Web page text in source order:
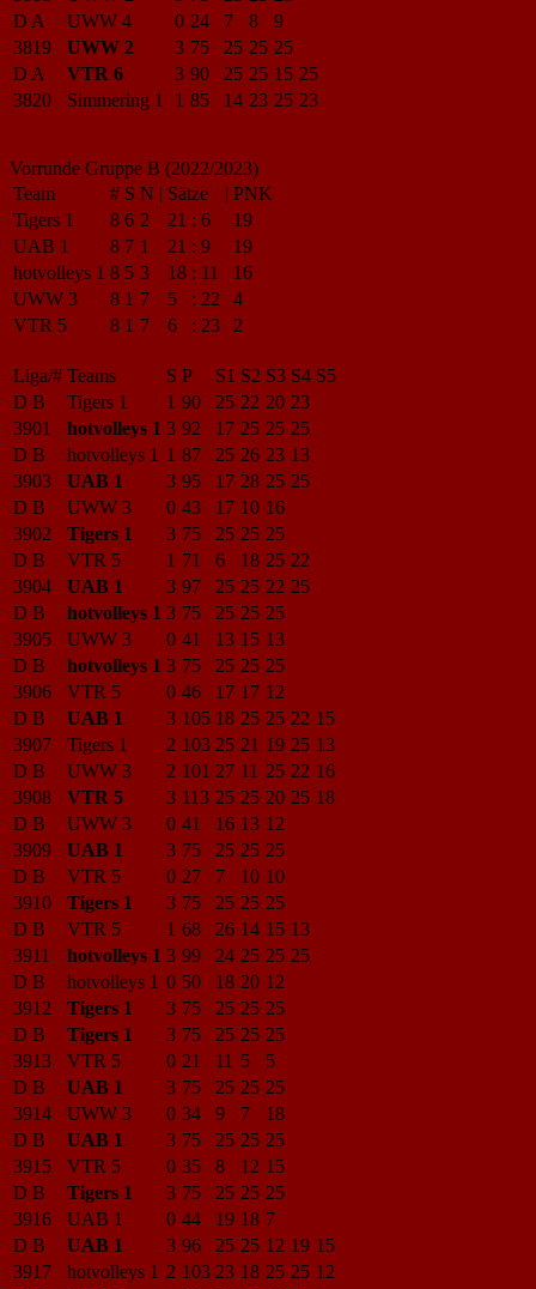
D A
UWW 4 0 24 7 8
9
3819
UWW 2 3 75 25 25 25
D A
VTR 6 3 90 25 25 15 25
3820
Simmering 1 1 85 14 23 25 23
Vorrunde Gruppe B (2022/2023)
Team
# S N | Sätze | PNK
Tigers 1
8 6 2 21 : 6
19
UAB 1
8 7 1 21 : 9
19
hotvolleys 1 8 5 3 18 : 11
16
UWW 3
8 1 7 5 : 22
4
VTR 5
8 1 7 6 : 23 2
Liga/# Teams S P S1 S2 S3 S4 S5
D B
Tigers 1 1 90 25 22 20 23
3901
hotvolleys 1 3 92 17 25 25 25
D B
hotvolleys 1 1 87 25 26 23 13
3903
UAB 1 3 95 17 28 25 25
D B
UWW 3 0 43 17 10 16
3902
Tigers 1 3 75 25 25 25
D B
VTR 5 1 71 6 18 25 22
3904
UAB 1 3 97 25 25 22 25
D B
hotvolleys 1 3 75 25 25 25
3905
UWW 3 0 41 13 15 13
D B
hotvolleys 1 3 75 25 25 25
3906
VTR 5 0 46 17 17 12
D B
UAB 1 3 105 18 25 25 22 15
3907
Tigers 1 2 103 25 21 19 25 13
D B
UWW 3 2 101 27 11 25 22 16
3908
VTR 5 3 113 25 25 20 25 18
D B
UWW 3 0 41 16 13 12
3909
UAB 1 3 75 25 25 25
D B
VTR 5 0 27 7 10 10
3910
Tigers 1 3 75 25 25 25
D B
VTR 5 1 68 26 14 15 13
3911
hotvolleys 1 3 99 24 25 25 25
D B
hotvolleys 1 0 50 18 20 12
3912
Tigers 1 3 75 25 25 25
D B
Tigers 1 3 75 25 25 25
3913
VTR 5 0 21 11 5
5
D B
UAB 1 3 75 25 25 25
3914
UWW 3 0 34 9 7
18
D B
UAB 1 3 75 25 25 25
3915
VTR 5 0 35 8 12 15
D B
Tigers 1 3 75 25 25 25
3916
UAB 1 0 44 19 18 7
D B
UAB 1 3 96 25 25 12 19 15
3917
hotvolleys 1 2 103 23 18 25 25 12